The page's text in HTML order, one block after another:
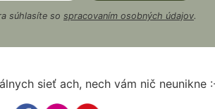
súhlasíte so spracovaním osobných údajov.
sieť ach, nech vám nič neunikne